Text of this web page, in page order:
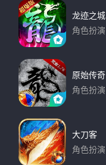
龙迹之城
角色扮演
原始传奇
角色扮演
大刀客
角色扮演